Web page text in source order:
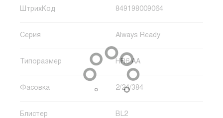
ШтрихКод 849198009064
Серия Always Ready
Типоразмер HR6 AA
Фасовка 2/24/384
Блистер BL2